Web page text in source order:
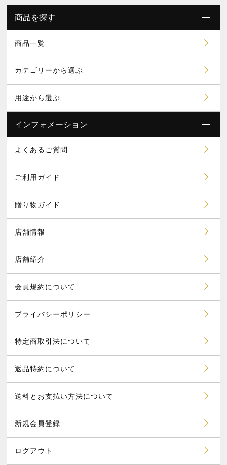
商品を探す
商品一覧
カテゴリーから選ぶ
用途から選ぶ
インフォメーション
よくあるご質問
ご利用ガイド
贈り物ガイド
店舗情報
店舗紹介
会員規約について
プライバシーポリシー
特定商取引法について
返品特約について
送料とお支払い方法について
新規会員登録
ログアウト